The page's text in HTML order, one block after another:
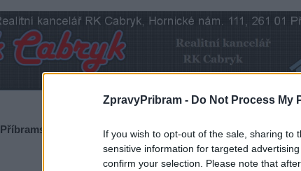
ZpravyPribram - Do Not Process My
If you wish to opt-out of the sale, sharing
sensitive information for targeted
confirm your selection. Please note that
Příbramské divadlo připravuje novou sérii pořadů, která